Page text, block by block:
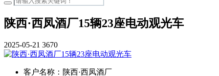
陕西·西凤酒厂15辆23座电动观光车
2025-05-21 3670
客户名称： 陕西·西凤酒厂